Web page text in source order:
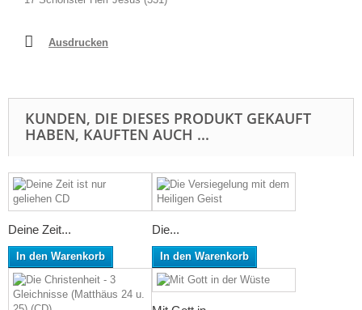
Ausdrucken
KUNDEN, DIE DIESES PRODUKT GEKAUFT
HABEN, KAUFTEN AUCH ...
Deine Zeit...
In den Warenkorb
Die...
In den Warenkorb